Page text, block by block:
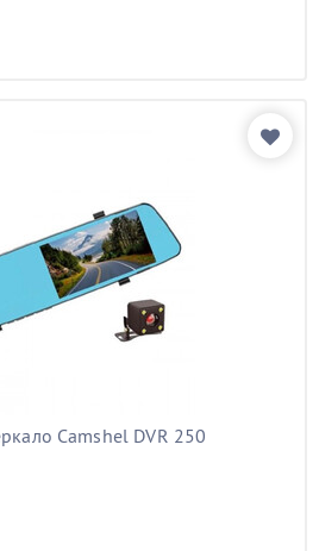
Camshel DVR 250